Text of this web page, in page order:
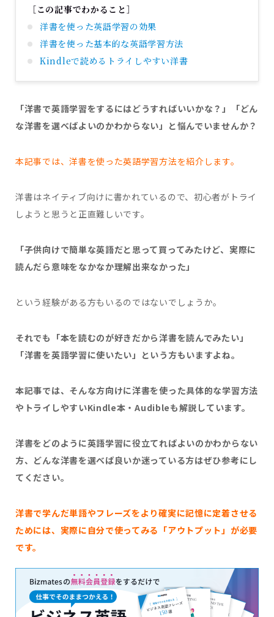
［この記事でわかること］
洋書を使った英語学習の効果
洋書を使った基本的な英語学習方法
Kindleで読めるトライしやすい洋書
「洋書で英語学習をするにはどうすればいいかな？」「どん
な洋書を選べばよいのかわからない」と悩んでいませんか？
本記事では、洋書を使った英語学習方法を紹介します。
洋書はネイティブ向けに書かれているので、初心者がトライ
しようと思うと正直難しいです。
「子供向けで簡単な英語だと思って買ってみたけど、実際に
読んだら意味をなかなか理解出来なかった」
という経験がある方もいるのではないでしょうか。
それでも「本を読むのが好きだから洋書を読んでみたい」
「洋書を英語学習に使いたい」という方もいますよね。
本記事では、そんな方向けに洋書を使った具体的な学習方法
やトライしやすいKindle本・Audibleも解説しています。
洋書をどのように英語学習に役立てればよいのかわからない
方、どんな洋書を選べば良いか迷っている方はぜひ参考にし
てください。
洋書で学んだ単語やフレーズをより確実に記憶に定着させる
ためには、実際に自分で使ってみる「アウトプット」が必要
です。